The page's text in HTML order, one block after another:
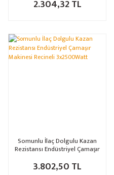
2.304,32 TL
Somunlu İlaç Dolgulu Kazan
Rezistansı Endüstriyel Çamaşır
3.802,50 TL